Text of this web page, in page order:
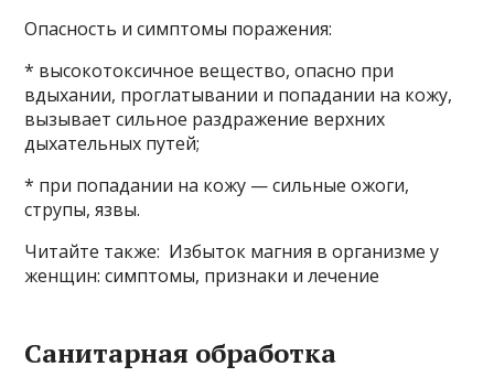
Опасность и симптомы поражения:
* высокотоксичное вещество, опасно при
вдыхании, проглатывании и попадании на кожу,
вызывает сильное раздражение верхних
дыхательных путей;
* при попадании на кожу — сильные ожоги,
струпы, язвы.
Читайте также: Избыток магния в организме у
женщин: симптомы, признаки и лечение
Санитарная обработка